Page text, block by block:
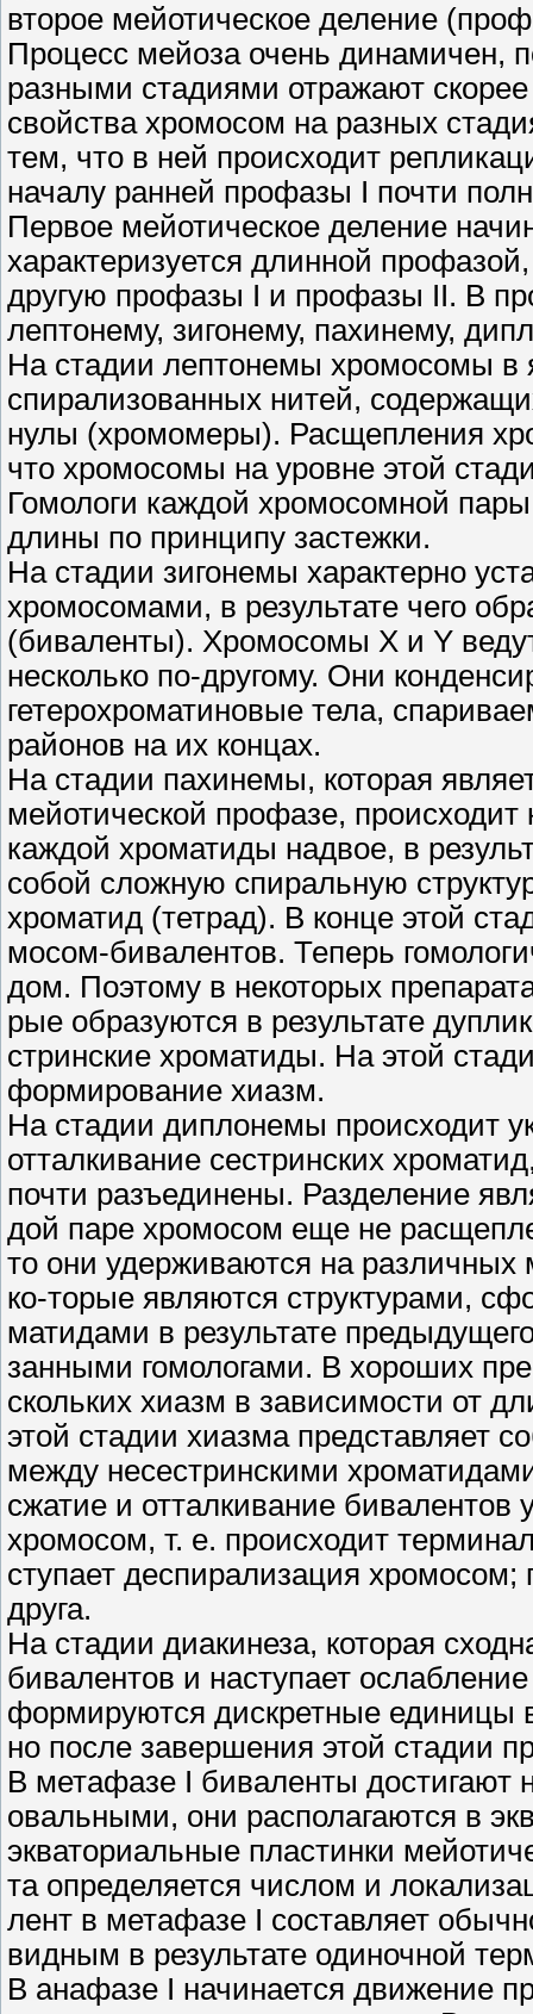
второе мейотическое деление
Процесс мейоза очень динамичен,
разными стадиями отражают
свойства хромосом на разных
тем, что в ней происходит
началу ранней профазы I почти
Первое мейотическое деление
характеризуется длинной
другую профазы I и профазы II. В
лептонему, зигонему, пахинему,
На стадии лептонемы хромосомы в
спирализованных нитей,
нулы (хромомеры). Расщепления
что хромосомы на уровне этой
Гомологи каждой хромосомной
длины по принципу застежки.
На стадии зигонемы характерно
хромосомами, в результате чего
(биваленты). Хромосомы Х и Y
несколько по-другому. Они
гетерохроматиновые тела,
районов на их концах.
На стадии пахинемы, которая
мейотической профазе,
каждой хроматиды надвое, в
собой сложную спиральную
хроматид (тетрад). В конце этой
мосом-бивалентов. Теперь
дом. Поэтому в некоторых
рые образуются в результате
стринские хроматиды. На этой
формирование хиазм.
На стадии диплонемы происходит
отталкивание сестринских
почти разъединены. Разделение
дой паре хромосом еще не
то они удерживаются на
ко-торые являются структурами,
матидами в результате
занными гомологами. В хороших
скольких хиазм в зависимости от
этой стадии хиазма представляет
между несестринскими
сжатие и отталкивание бивалентов
хромосом, т. е. происходит
ступает деспирализация хромосом;
друга.
На стадии диакинеза, которая
бивалентов и наступает
формируются дискретные единицы
но после завершения этой стадии
В метафазе I биваленты достигают
овальными, они располагаются в
экваториальные пластинки
та определяется числом и
лент в метафазе I составляет
видным в результате одиночной
В анафазе I начинается движение